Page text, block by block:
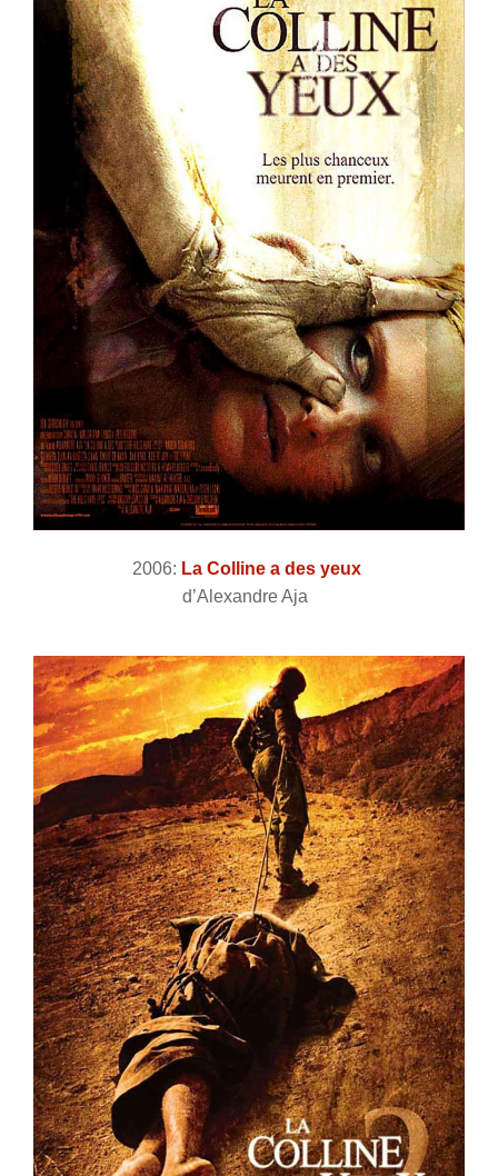
2006: La Colline a des yeux
d’Alexandre Aja